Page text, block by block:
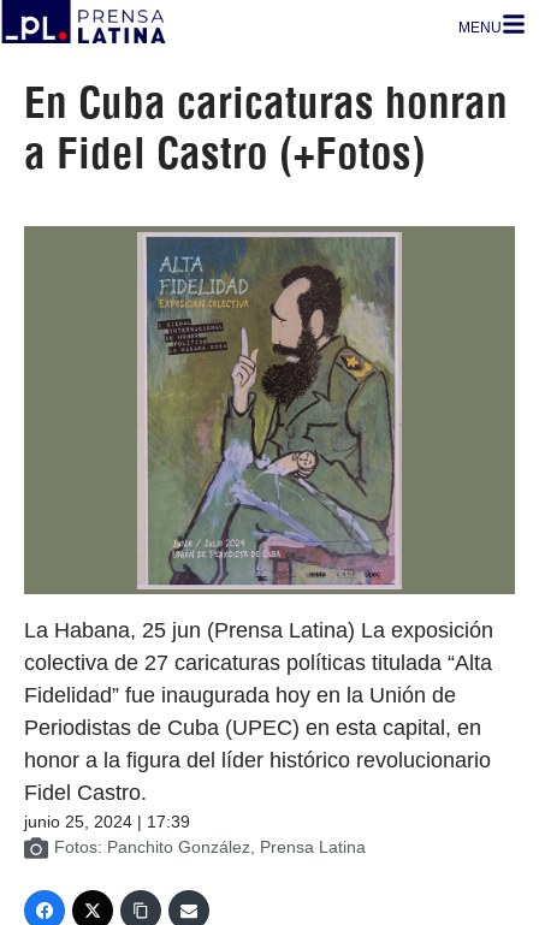
MENU
En Cuba caricaturas honran
a Fidel Castro (+Fotos)
La Habana, 25 jun (Prensa Latina) La exposición
colectiva de 27 caricaturas políticas titulada “Alta
Fidelidad” fue inaugurada hoy en la Unión de
Periodistas de Cuba (UPEC) en esta capital, en
honor a la figura del líder histórico revolucionario
Fidel Castro.
junio 25, 2024 | 17:39
Fotos: Panchito González, Prensa Latina